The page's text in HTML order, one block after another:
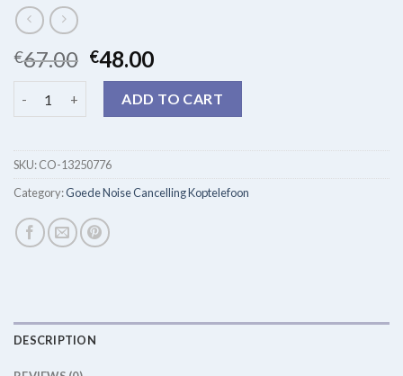
€67.00 €48.00
ADD TO CART
SKU:CO-13250776
Category:Goede Noise Cancelling Koptelefoon
DESCRIPTION